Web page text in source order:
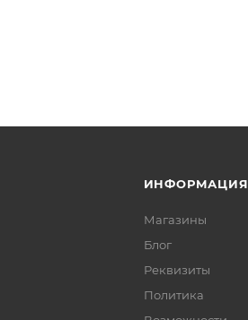
ИНФОРМАЦИЯ
Магазины
Блог
Реквизиты
Политика